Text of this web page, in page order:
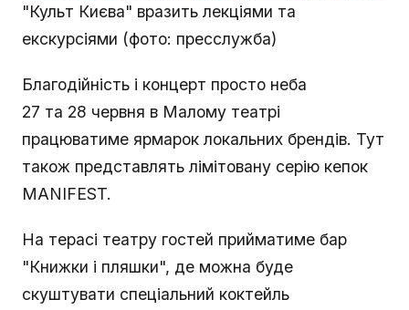
"Культ Києва" вразить лекціями та
екскурсіями (фото: пресслужба)
Благодійність і концерт просто неба
27 та 28 червня в Малому театрі
працюватиме ярмарок локальних брендів. Тут
також представлять лімітовану серію кепок
MANIFEST.
На терасі театру гостей прийматиме бар
"Книжки і пляшки", де можна буде
скуштувати спеціальний коктейль